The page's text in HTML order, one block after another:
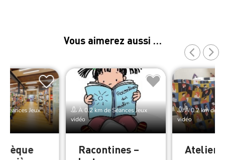
Vous aimerez aussi …
Séances Jeux
À 0.2 km de Séances Jeux
vidéo
Racontines –
À 0.2 km de
vidéo
Atelier